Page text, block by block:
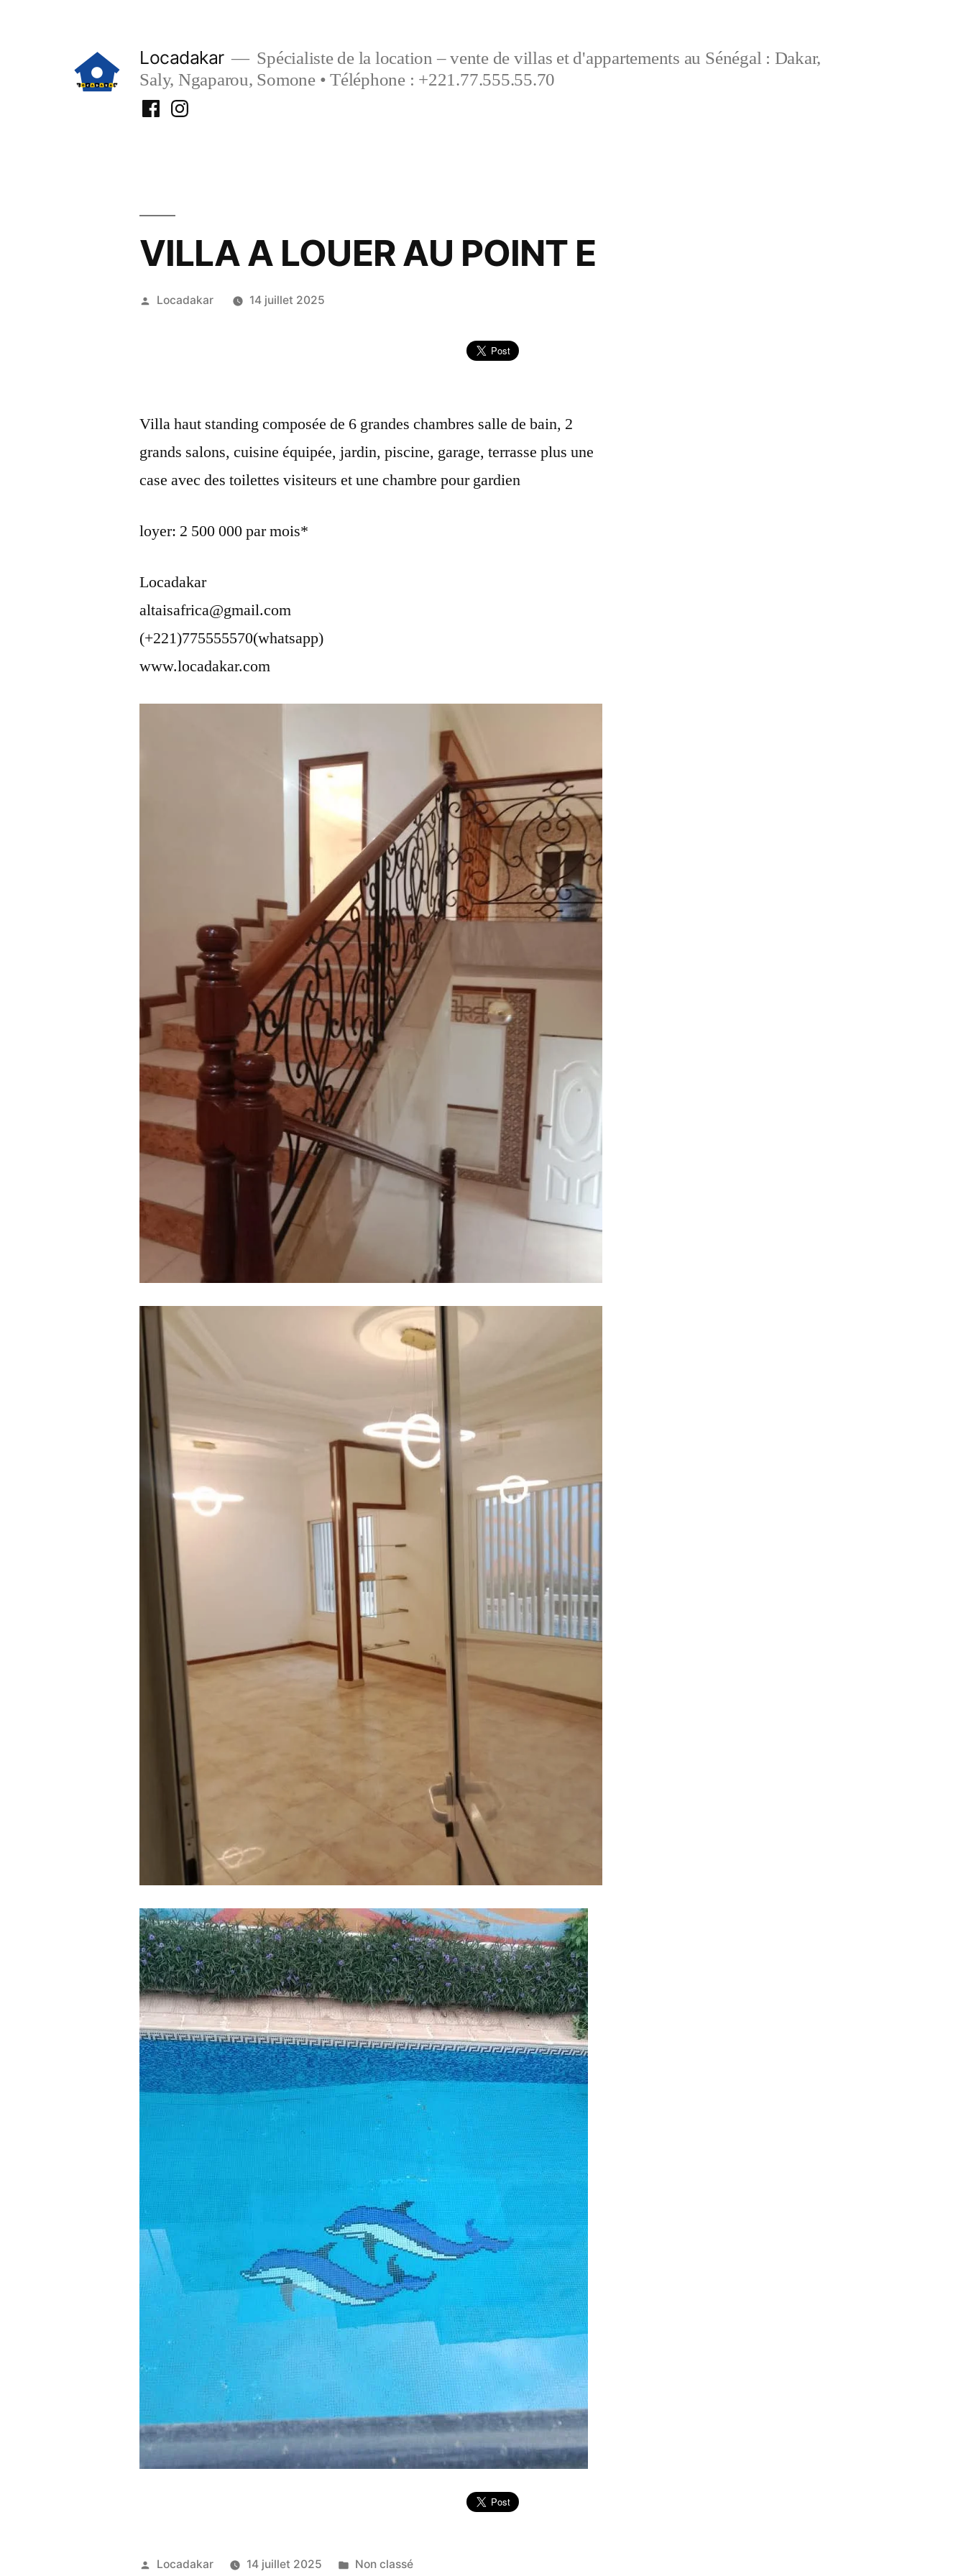
Locadakar
Spécialiste de la location – vente de villas et d'appartements au Sénégal : Dakar,
Saly, Ngaparou, Somone • Téléphone : +221.77.555.55.70
FacebookInstagram
VILLA A LOUER AU POINT E
Publié
Locadakar 14 juillet 2025
Villa haut standing composée de 6 grandes chambres salle de bain, 2
grands salons, cuisine équipée, jardin, piscine, garage, terrasse plus une
case avec des toilettes visiteurs et une chambre pour gardien
loyer: 2 500 000 par mois*
Locadakar
altaisafrica@gmail.com
(+221)775555570(whatsapp)
www.locadakar.com
Publié
Locadakar 14 juillet 2025 Publié
Non classé